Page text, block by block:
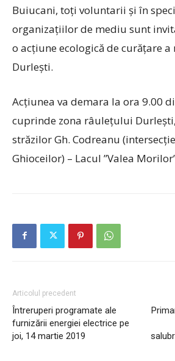
Buiucani, toți voluntarii și în
organizațiilor de mediu sunt
o acţiune ecologică de curățare
Durlești.
Acțiunea va demara la ora 9.00
cuprinde zona râulețului
străzilor Gh. Codreanu
Ghioceilor) – Lacul ”Valea
Articolul precedent
Întreruperi programate ale
furnizării energiei electrice pe
joi, 14 martie 2019